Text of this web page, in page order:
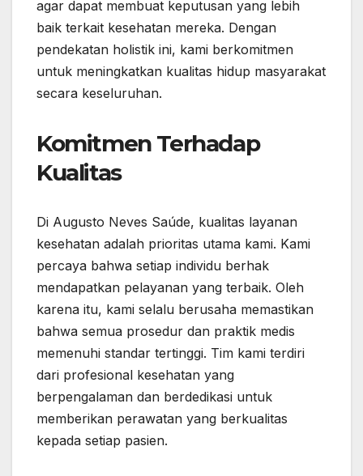
agar dapat membuat keputusan yang lebih
baik terkait kesehatan mereka. Dengan
pendekatan holistik ini, kami berkomitmen
untuk meningkatkan kualitas hidup masyarakat
secara keseluruhan.
Komitmen Terhadap
Kualitas
Di Augusto Neves Saúde, kualitas layanan
kesehatan adalah prioritas utama kami. Kami
percaya bahwa setiap individu berhak
mendapatkan pelayanan yang terbaik. Oleh
karena itu, kami selalu berusaha memastikan
bahwa semua prosedur dan praktik medis
memenuhi standar tertinggi. Tim kami terdiri
dari profesional kesehatan yang
berpengalaman dan berdedikasi untuk
memberikan perawatan yang berkualitas
kepada setiap pasien.